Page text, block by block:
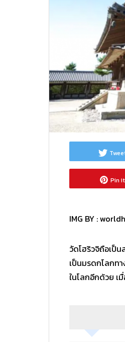
Pin it
IMG BY :
วัดโฮริวจิถือเป็
เป็นมรดกโลกท
ในโลกอีกด้วย เ